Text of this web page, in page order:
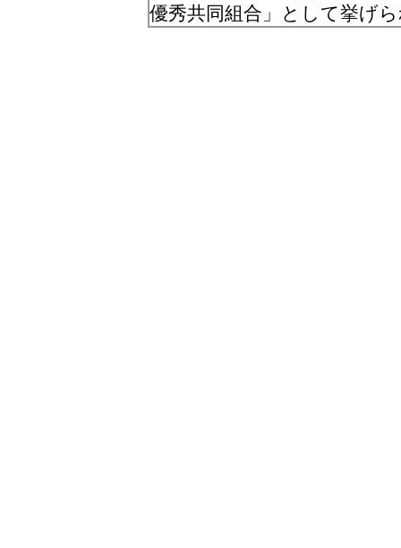
優秀共同組合」として挙げ